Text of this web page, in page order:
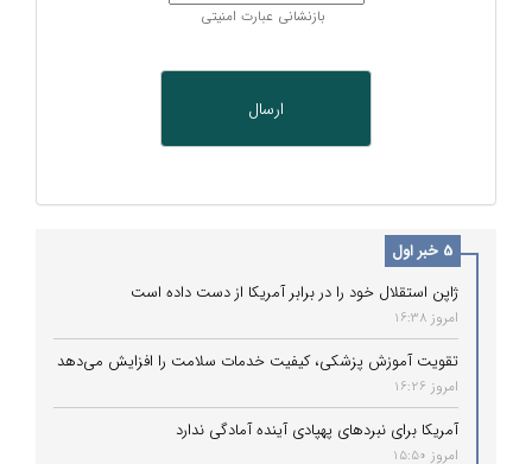
بازنشانی عبارت امنیتی
5 خبر اول
ژاپن استقلال خود را در برابر آمریکا از دست داده است
امروز 16:38
تقویت آموزش پزشکی، کیفیت خدمات سلامت را افزایش می‌دهد
امروز 16:26
آمریکا برای نبردهای پهپادی آینده آمادگی ندارد
امروز 15:50